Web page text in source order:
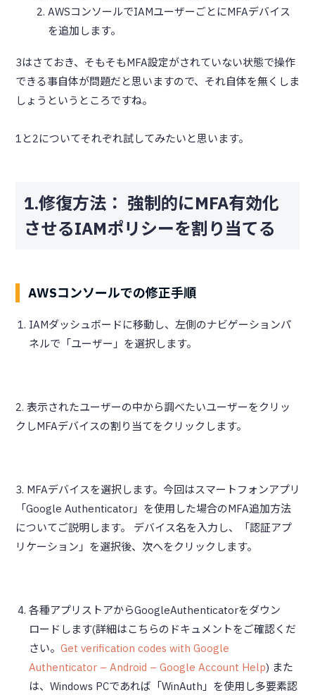
AWSコンソールでIAMユーザーごとにMFAデバイス
を追加します。
3はさておき、そもそもMFA設定がされていない状態で操作
できる事自体が問題だと思いますので、それ自体を無くしま
しょうというところですね。
1と2についてそれぞれ試してみたいと思います。
1.修復方法： 強制的にMFA有効化
させるIAMポリシーを割り当てる
AWSコンソールでの修正手順
IAMダッシュボードに移動し、左側のナビゲーションパ
ネルで「ユーザー」を選択します。
2. 表示されたユーザーの中から調べたいユーザーをクリッ
クしMFAデバイスの割り当てをクリックします。
3. MFAデバイスを選択します。今回はスマートフォンアプリ
「Google Authenticator」を使用した場合のMFA追加方法
についてご説明します。 デバイス名を入力し、「認証アプ
リケーション」を選択後、次へをクリックします。
各種アプリストアからGoogleAuthenticatorをダウン
ロードします(詳細はこちらのドキュメントをご確認くだ
さい。 Get verification codes with Google
Authenticator – Android – Google Account Help) また
は、Windows PCであれば「WinAuth」を使用し多要素認